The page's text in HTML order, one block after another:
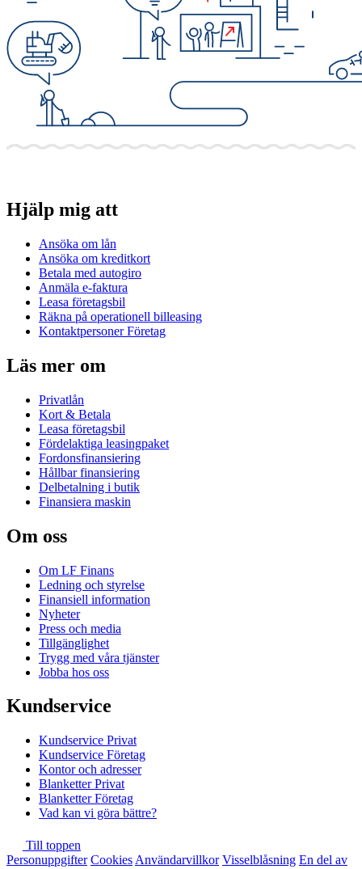
Hjälp mig att
Ansöka om lån
Ansöka om kreditkort
Betala med autogiro
Anmäla e-faktura
Leasa företagsbil
Räkna på operationell billeasing
Kontaktpersoner Företag
Läs mer om
Privatlån
Kort & Betala
Leasa företagsbil
Fördelaktiga leasingpaket
Fordonsfinansiering
Hållbar finansiering
Delbetalning i butik
Finansiera maskin
Om oss
Om LF Finans
Ledning och styrelse
Finansiell information
Nyheter
Press och media
Tillgänglighet
Trygg med våra tjänster
Jobba hos oss
Kundservice
Kundservice Privat
Kundservice Företag
Kontor och adresser
Blanketter Privat
Blanketter Företag
Vad kan vi göra bättre?
Till toppen
Personuppgifter Cookies Användarvillkor Visselblåsning En del av